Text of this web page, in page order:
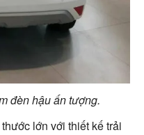
đèn hậu ấn tượng.
lớn với thiết kế trải